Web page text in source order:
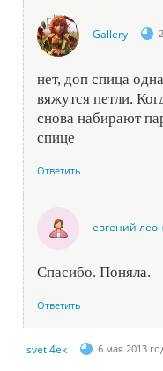
Gallery
нет, доп спица
вяжутся петли.
снова набирают
спице
Ответить
евгений
Спасибо. Поняла.
Ответить
sveti4ek 6 мая 2013